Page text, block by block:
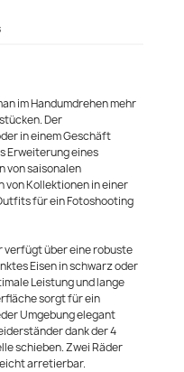
im Handumdrehen mehr
Der
in einem Geschäft
Erweiterung eines
von saisonalen
von Kollektionen in einer
für ein Fotoshooting
verfügt über eine robuste
Eisen in schwarz oder
Leistung und lange
sorgt für ein
Umgebung elegant
dank der 4
schieben. Zwei Räder
arretierbar.